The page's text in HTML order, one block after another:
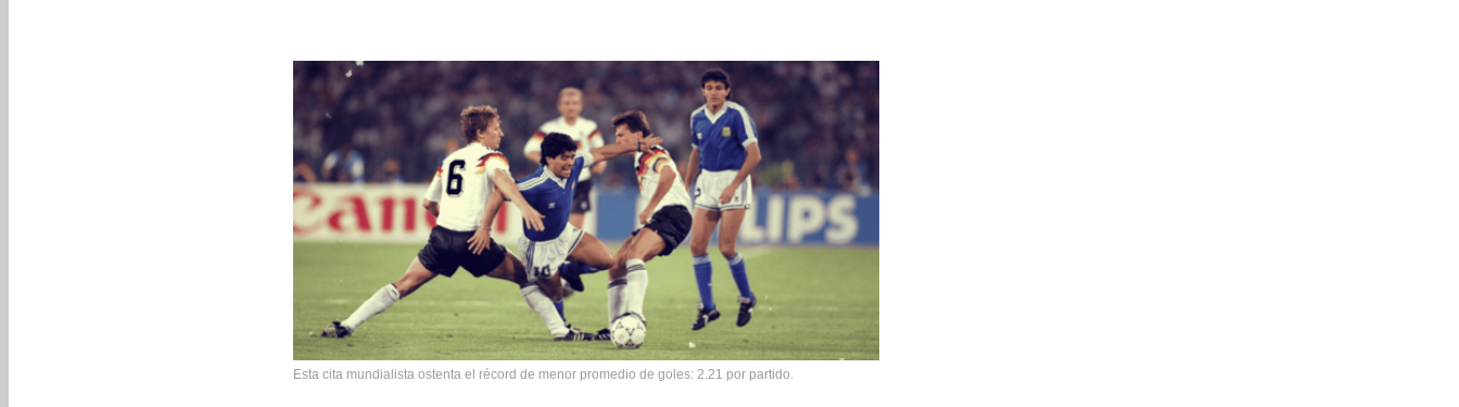
Esta cita mundialista ostenta el récord de menor promedio de goles: 2.21 por partido.